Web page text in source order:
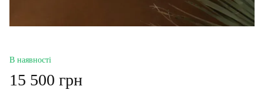
В наявності
15 500 грн